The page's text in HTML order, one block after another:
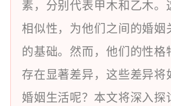
素，分别代表甲木和乙木。
相似性，为他们之间的婚姻
的基础。然而，他们的性格
存在显著差异，这些差异将
婚姻生活呢？本文将深入探